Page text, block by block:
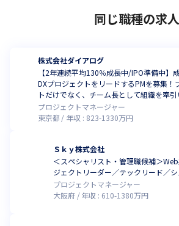
同じ職種の求人
株式会社ダイアログ
【2年連続平均130％成長中/IPO準備中】
DXプロジェクトをリードするPMを募集！
トだけでなく、チーム長として組織を牽
ックス/リモートあり＞
プロジェクトマネージャー
東京都
年収 : 823-1330万円
Ｓｋｙ株式会社
＜スペシャリスト・管理職候補＞
ジェクトリーダー／テックリード／
プロジェクトマネージャー
大阪府
年収 : 610-1380万円